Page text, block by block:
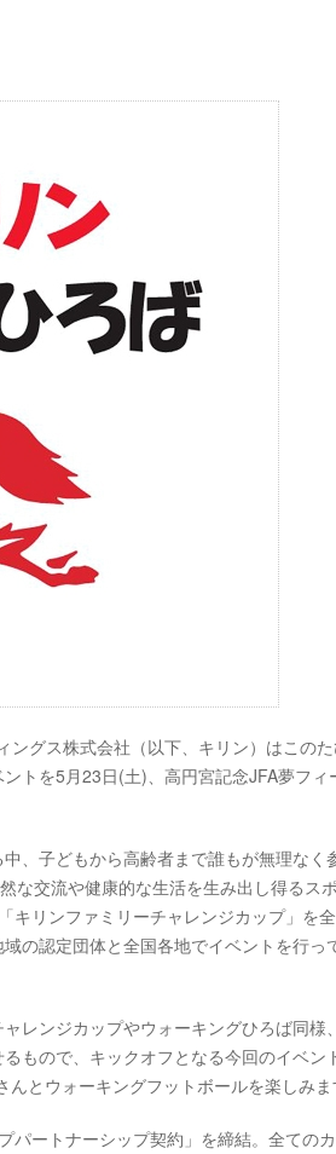
ングス株式会社（以下、キリン）はこの
トを5月23日(土)、高円宮記念JFA夢フィ
、子どもから高齢者まで誰もが無理なく
な交流や健康的な生活を生み出し得るス
キリンファミリーチャレンジカップ」を
の認定団体と全国各地でイベントを行っ
レンジカップやウォーキングひろば同様
もので、キックオフとなる今回のイベン
とウォーキングフットボールを楽しみ
パートナーシップ契約」を締結。全ての